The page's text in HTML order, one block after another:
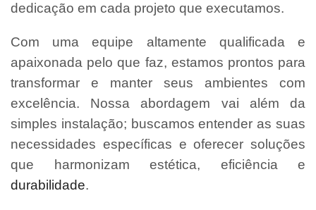
dedicação em cada projeto que executamos.
Com uma equipe altamente qualificada e
apaixonada pelo que faz, estamos prontos para
transformar e manter seus ambientes com
excelência. Nossa abordagem vai além da
simples instalação; buscamos entender as suas
necessidades específicas e oferecer soluções
que harmonizam estética, eficiência e
durabilidade.